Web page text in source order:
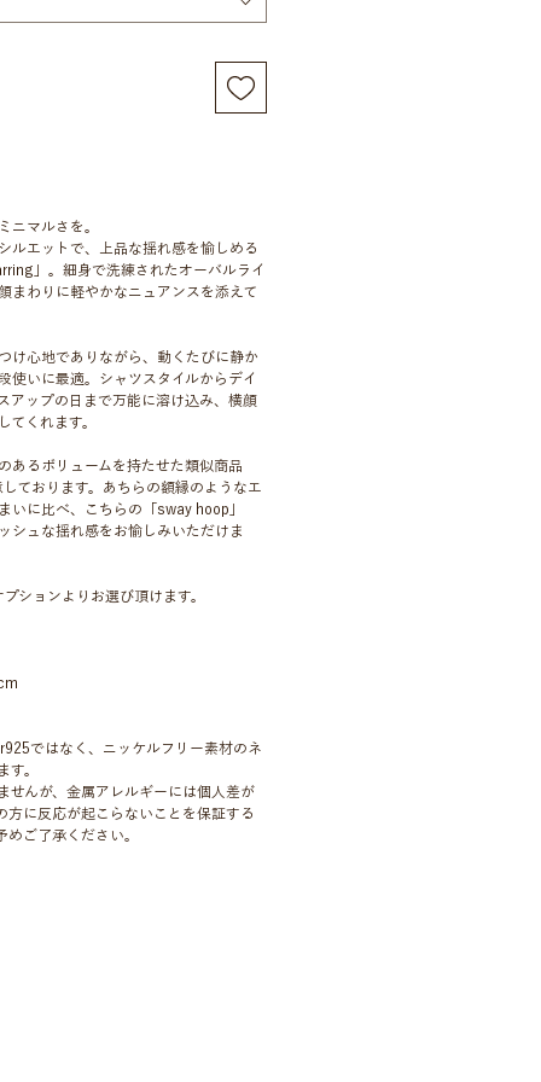
ニマルさを。
ルエットで、上品な揺れ感を愉しめる
」。細身で洗練されたオーバルライ
まわりに軽やかなニュアンスを添えて
け心地でありながら、動くたびに静か
使いに最適。シャツスタイルからデイ
アップの日まで万能に溶け込み、横顔
てくれます。
あるボリュームを持たせた類似商品
ております。あちらの額縁のようなエ
いに比べ、こちらの「sway hoop」
シュな揺れ感をお愉しみいただけま
ションよりお選び頂けます。
ではなく、ニッケルフリー素材のネ
す。
せんが、金属アレルギーには個人差が
方に反応が起こらないことを保証する
めご了承ください。